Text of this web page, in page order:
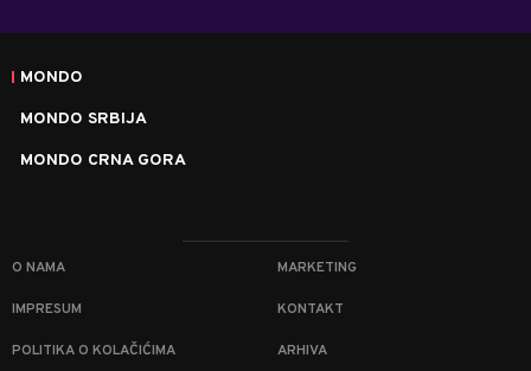
MONDO
MONDO SRBIJA
MONDO CRNA GORA
O NAMA MARKETING
IMPRESUM KONTAKT
POLITIKA O KOLAČIĆIMA ARHIVA